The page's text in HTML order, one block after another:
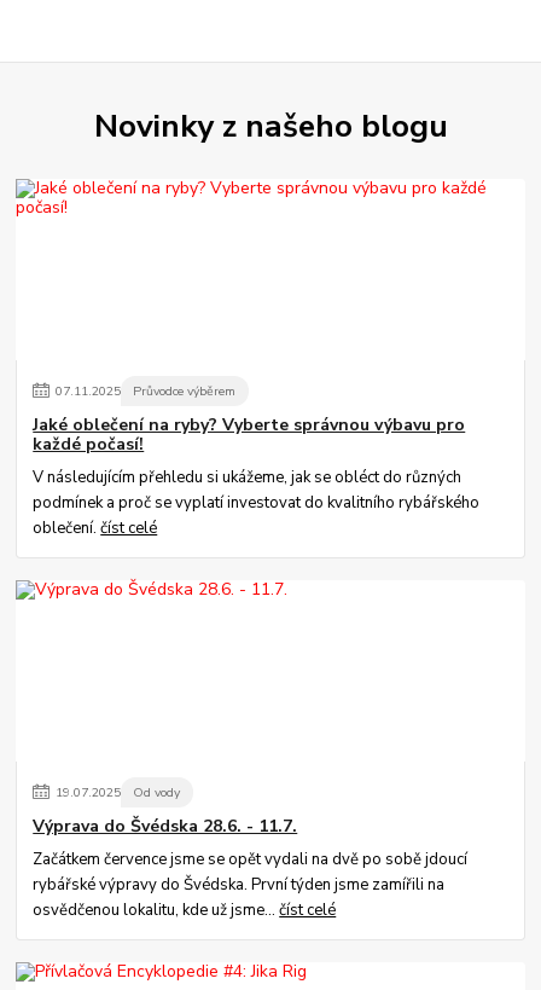
Novinky z našeho blogu
07.11.2025 Průvodce výběrem
Jaké oblečení na ryby? Vyberte správnou výbavu pro
každé počasí!
V následujícím přehledu si ukážeme, jak se obléct do různých
podmínek a proč se vyplatí investovat do kvalitního rybářského
oblečení.číst celé
19.07.2025 Od vody
Výprava do Švédska 28.6. - 11.7.
Začátkem července jsme se opět vydali na dvě po sobě jdoucí
rybářské výpravy do Švédska. První týden jsme zamířili na
osvědčenou lokalitu, kde už jsme...číst celé